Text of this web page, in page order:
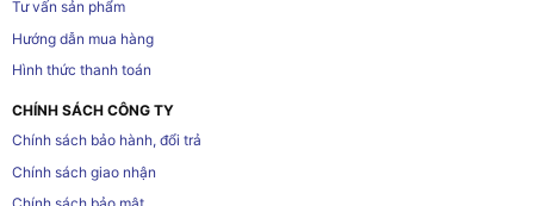
Tư vấn sản phẩm
Hướng dẫn mua hàng
Hình thức thanh toán
CHÍNH SÁCH CÔNG TY
Chính sách bảo hành, đổi trả
Chính sách giao nhận